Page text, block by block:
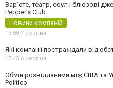
Вар’єте, театр, соул і блюзові
Pepper's Club
Новини компаній
13:00,7 серпня
Які компанії постраждали від
17:45,6 серпня
Обмін розвідданими між США та
Politico